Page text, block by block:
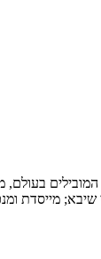
המובילים
מייסדת